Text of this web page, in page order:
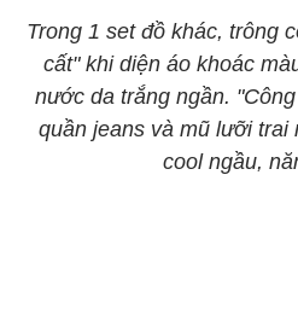
Trong 1 set đồ khác, trông
cất" khi diện áo khoác
nước da trắng ngần.
quần jeans và mũ lưỡi trai
cool ngầu,